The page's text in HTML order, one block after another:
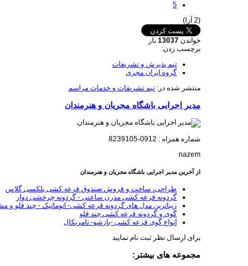
5
(2 آرا)
خواندن 13037بار
برچسب زدن:
تیم پذیرش و تشریفات
گروه ایران مجری
منتشر شده در: تیم تشریفات و خدمات مراسم
مدیر اجرایی باشگاه مجریان و هنرمندان
شماره همراه : 0912-8239105
nazem
از آخرین مدیر اجرایی باشگاه مجریان و هنرمندان
طراحی، ساخت و فروش صندوق قرعه کشی پلکسی گلاس
گردونه قرعه کشی مدرن ساعتی - گردونه چرخشی دوار
زیباترین مدل های گردونه قرعه کشی- اتوماتیک - چند قلو و
گوی و گردونه قرعه کشی چند قلو
انواع گوی قرعه کشی -بازشو- نامریکال
برای ارسال نظر ثبت نام نمایید
مجموعه های بیشتر: